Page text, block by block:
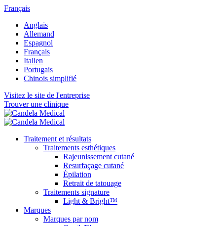
Français
Anglais
Allemand
Espagnol
Français
Italien
Portugais
Chinois simplifié
Visitez le site de l'entreprise
Trouver une clinique
Traitement et résultats
Traitements esthétiques
Rajeunissement cutané
Resurfaçage cutané
Épilation
Retrait de tatouage
Traitements signature
Light & Bright™
Marques
Marques par nom